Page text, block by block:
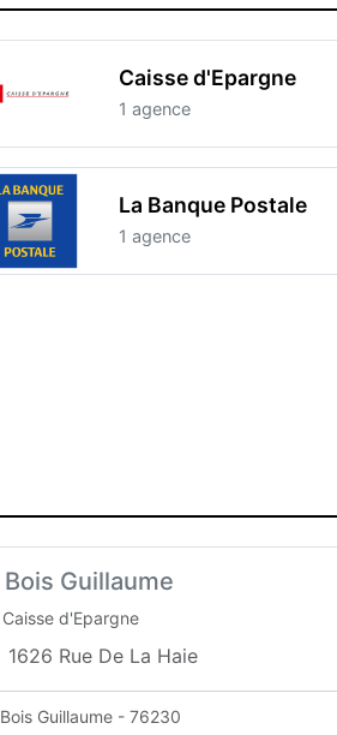
Caisse d'Epargne
1 agence
La Banque Postale
1 agence
Bois Guillaume
Caisse d'Epargne
1626 Rue De La Haie
Bois Guillaume - 76230